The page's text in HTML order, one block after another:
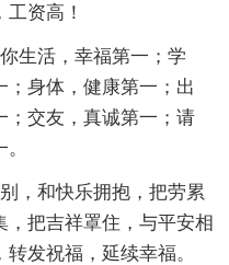
资高！
生活，幸福第一；学
；身体，健康第一；出
；交友，真诚第一；请
，和快乐拥抱，把劳累
把吉祥罩住，与平安相
发祝福，延续幸福。